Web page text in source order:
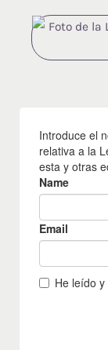
b
o
k
a
g
a
m